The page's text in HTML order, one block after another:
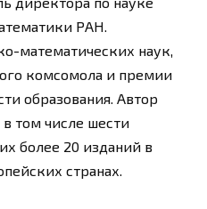
РАН.
математических наук,
комсомола и премии
образования. Автор
том числе шести
более 20 изданий в
странах.